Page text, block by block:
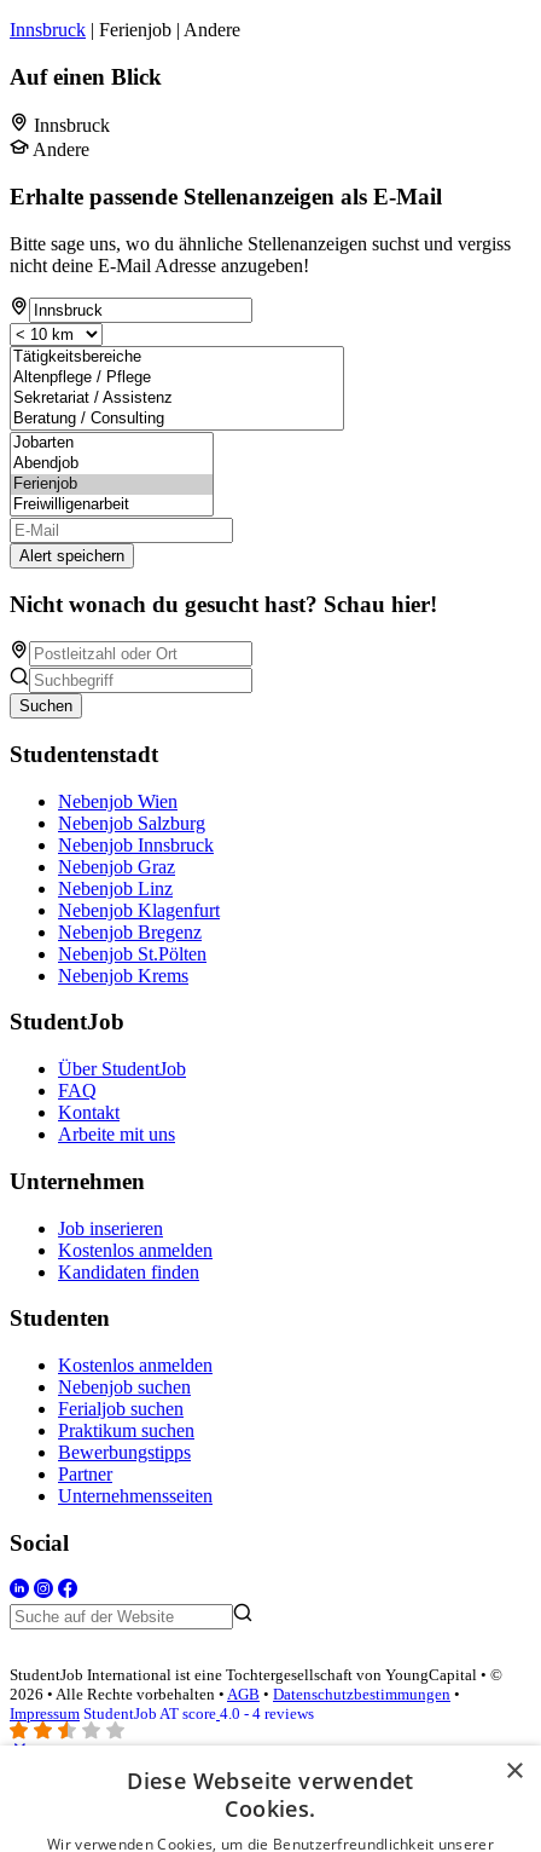
Innsbruck | Ferienjob | Andere
Auf einen Blick
Innsbruck
Andere
Erhalte passende Stellenanzeigen als E-Mail
Bitte sage uns, wo du ähnliche Stellenanzeigen suchst und vergiss
nicht deine E-Mail Adresse anzugeben!
Alert speichern
Nicht wonach du gesucht hast? Schau hier!
Suchen
Studentenstadt
Nebenjob Wien
Nebenjob Salzburg
Nebenjob Innsbruck
Nebenjob Graz
Nebenjob Linz
Nebenjob Klagenfurt
Nebenjob Bregenz
Nebenjob St.Pölten
Nebenjob Krems
StudentJob
Über StudentJob
FAQ
Kontakt
Arbeite mit uns
Unternehmen
Job inserieren
Kostenlos anmelden
Kandidaten finden
Studenten
Kostenlos anmelden
Nebenjob suchen
Ferialjob suchen
Praktikum suchen
Bewerbungstipps
Partner
Unternehmensseiten
Social
StudentJob International ist eine Tochtergesellschaft von YoungCapital • ©
2026 • Alle Rechte vorbehalten • AGB • Datenschutzbestimmungen •
Impressum StudentJob AT score 4.0 - 4 reviews
Login für Unternehmen
E-Mail*
×
Diese Webseite verwendet
Cookies.
Wir verwenden Cookies, um die Benutzerfreundlichkeit unserer